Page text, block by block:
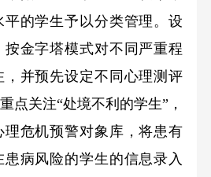
的学生予以分类管理。设
金字塔模式对不同严重程
，并预先设定不同心理测评
点关注“处境不利的学生”，
危机预警对象库，将患有
病风险的学生的信息录入